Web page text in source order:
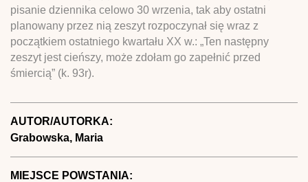
pisanie dziennika celowo 30 wrzenia, tak aby ostatni
planowany przez nią zeszyt rozpoczynał się wraz z
początkiem ostatniego kwartału XX w.: „Ten następny
zeszyt jest cieńszy, może zdołam go zapełnić przed
śmiercią” (k. 93r).
AUTOR/AUTORKA:
Grabowska, Maria
MIEJSCE POWSTANIA: